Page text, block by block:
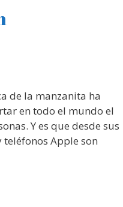
de la manzanita ha
en todo el mundo el
Y es que desde sus
Apple son